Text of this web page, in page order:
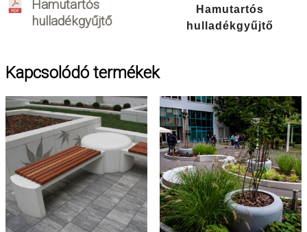
Hamutartós
hulladékgyűjtő
Hamutartós
hulladékgyűjtő
Kapcsolódó termékek